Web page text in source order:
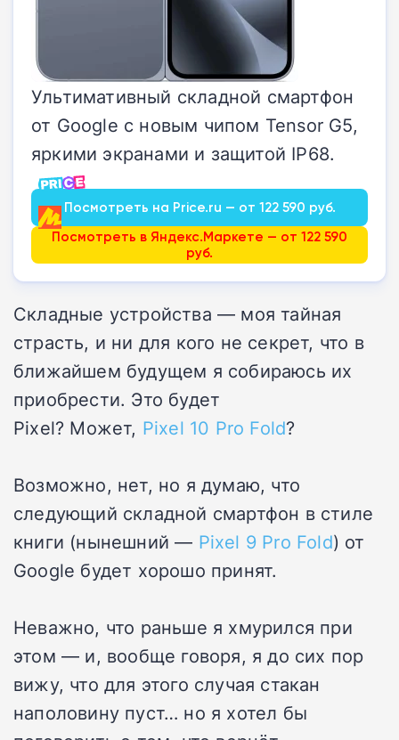
Ультимативный складной смартфон
от Google с новым чипом Tensor G5,
яркими экранами и защитой IP68.
Посмотреть на Price.ru — от 122 590 руб.
Посмотреть в Яндекс.Маркете — от 122 590
руб.
Складные устройства — моя тайная
страсть, и ни для кого не секрет, что в
ближайшем будущем я собираюсь их
приобрести. Это будет
Pixel? Может, Pixel 10 Pro Fold?
Возможно, нет, но я думаю, что
следующий складной смартфон в стиле
книги (нынешний — Pixel 9 Pro Fold) от
Google будет хорошо принят.
Неважно, что раньше я хмурился при
этом — и, вообще говоря, я до сих пор
вижу, что для этого случая стакан
наполовину пуст… но я хотел бы